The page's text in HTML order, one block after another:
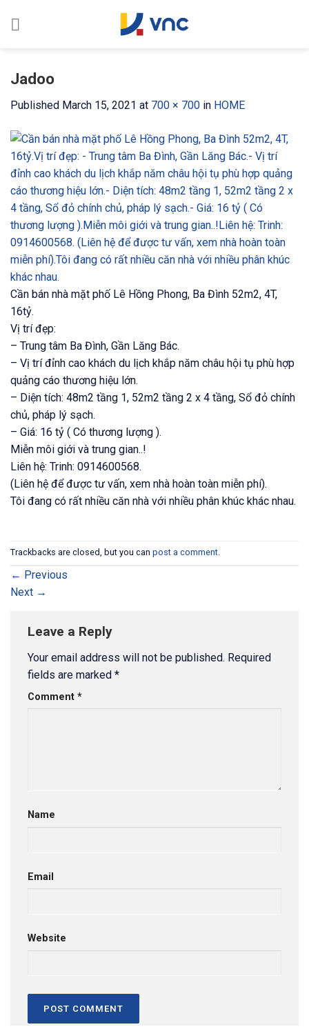
Jadoo
Published March 15, 2021 at 700 × 700 in HOME
Cần bán nhà mặt phố Lê Hồng Phong, Ba Đình 52m2, 4T,
16tỷ.
Vị trí đẹp:
– Trung tâm Ba Đình, Gần Lăng Bác.
– Vị trí đỉnh cao khách du lịch khắp năm châu hội tụ phù hợp
quảng cáo thương hiệu lớn.
– Diện tích: 48m2 tầng 1, 52m2 tầng 2 x 4 tầng, Sổ đỏ chính
chủ, pháp lý sạch.
– Giá: 16 tỷ ( Có thương lượng ).
Miễn môi giới và trung gian..!
Liên hệ: Trinh: 0914600568.
(Liên hệ để được tư vấn, xem nhà hoàn toàn miễn phí).
Tôi đang có rất nhiều căn nhà với nhiều phân khúc khác nhau.
Trackbacks are closed, but you can post a comment.
← Previous
Next →
Leave a Reply
Your email address will not be published. Required
fields are marked *
Comment *
Name
Email
Website